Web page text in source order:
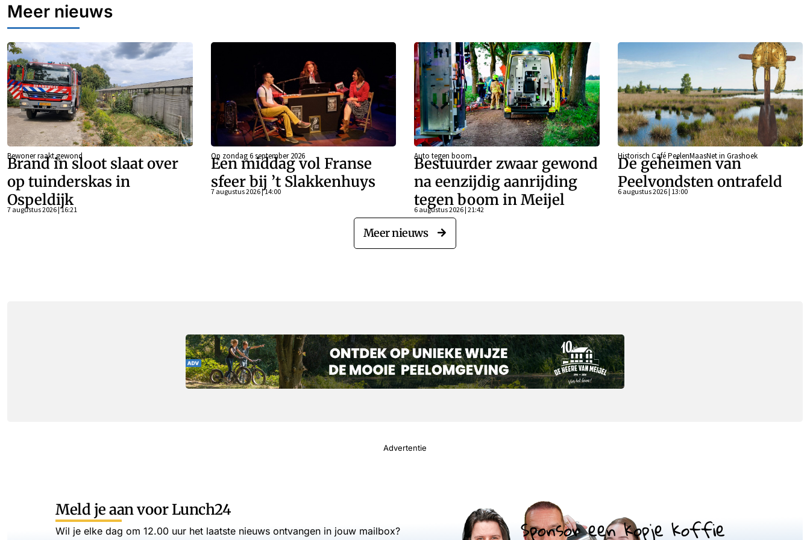
Meer nieuws
Bewoner raakt gewond
Brand in sloot slaat over
op tuinderskas in
Ospeldijk
7 augustus 2026 | 16:21
Op zondag 6 september 2026
Een middag vol Franse
sfeer bij ’t Slakkenhuys
7 augustus 2026 | 14:00
Auto tegen boom
Bestuurder zwaar gewond
na eenzijdig aanrijding
tegen boom in Meijel
6 augustus 2026 | 21:42
Historisch Café PeelenMaasNet in Grashoek
De geheimen van
Peelvondsten ontrafeld
6 augustus 2026 | 13:00
Meer nieuws
Advertentie
Meld je aan voor Lunch24
Wil je elke dag om 12.00 uur het laatste nieuws ontvangen in jouw mailbox? Sponsor een kopje koffie